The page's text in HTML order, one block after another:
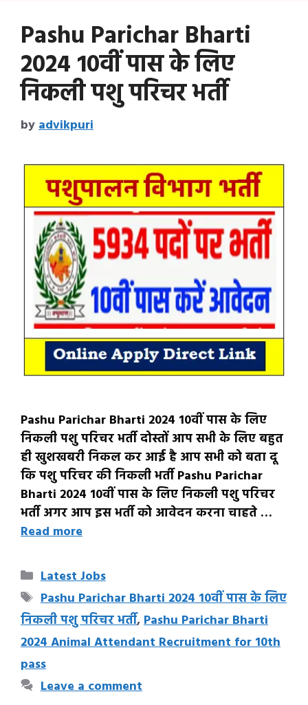
Pashu Parichar Bharti
2024 10वीं पास के लिए
निकली पशु परिचर भर्ती
byadvikpuri
Pashu Parichar Bharti 2024 10वीं पास के लिए
निकली पशु परिचर भर्ती दोस्तों आप सभी के लिए बहुत
ही खुशखबरी निकल कर आई है आप सभी को बता दू
कि पशु परिचर की निकली भर्ती Pashu Parichar
Bharti 2024 10वीं पास के लिए निकली पशु परिचर
भर्ती अगर आप इस भर्ती को आवेदन करना चाहते …
Read more
Categories
Latest Jobs
Tags
Pashu Parichar Bharti 2024 10वीं पास के लिए
निकली पशु परिचर भर्ती,Pashu Parichar Bharti
2024 Animal Attendant Recruitment for 10th
pass
Leave a comment